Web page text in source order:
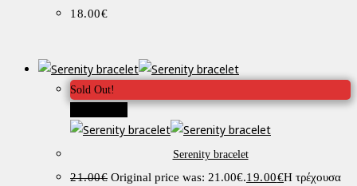
18.00€
Sold Out!
Serenity bracelet
21.00€ Original price was: 21.00€.19.00€Η τρέχουσα